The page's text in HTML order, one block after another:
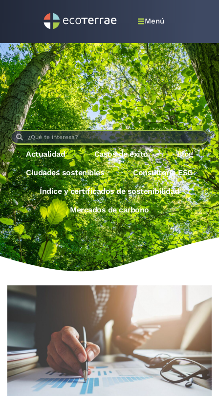
Menú
Actualidad Casos de éxito
Blog
Ciudades sostenibles
Consultoría ESG
Índice y certificados de sostenibilidad
Mercados de carbono